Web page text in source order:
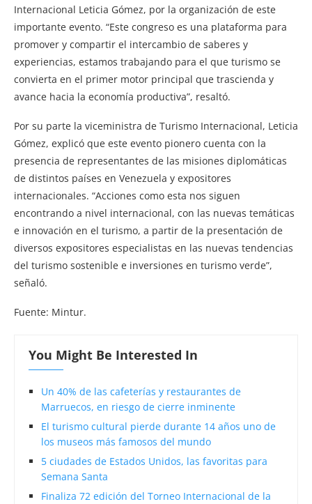
Internacional Leticia Gómez, por la organización de este
importante evento. “Este congreso es una plataforma para
promover y compartir el intercambio de saberes y
experiencias, estamos trabajando para el que turismo se
convierta en el primer motor principal que trascienda y
avance hacia la economía productiva”, resaltó.
Por su parte la viceministra de Turismo Internacional, Leticia
Gómez, explicó que este evento pionero cuenta con la
presencia de representantes de las misiones diplomáticas
de distintos países en Venezuela y expositores
internacionales. “Acciones como esta nos siguen
encontrando a nivel internacional, con las nuevas temáticas
e innovación en el turismo, a partir de la presentación de
diversos expositores especialistas en las nuevas tendencias
del turismo sostenible e inversiones en turismo verde”,
señaló.
Fuente: Mintur.
You Might Be Interested In
Un 40% de las cafeterías y restaurantes de
Marruecos, en riesgo de cierre inminente
El turismo cultural pierde durante 14 años uno de
los museos más famosos del mundo
5 ciudades de Estados Unidos, las favoritas para
Semana Santa
Finaliza 72 edición del Torneo Internacional de la